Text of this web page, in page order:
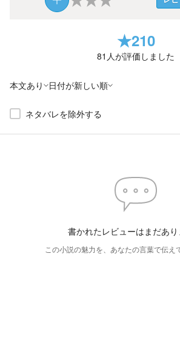
★210
81 人が評価しました
本文あり 日付が新しい順
ネタバレを除外する
書かれたレビューはまだあ
この小説の魅力を、あなたの言葉で伝え